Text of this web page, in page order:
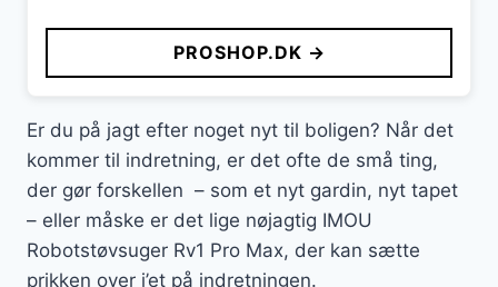
PROSHOP.DK →
Er du på jagt efter noget nyt til boligen? Når det
kommer til indretning, er det ofte de små ting,
der gør forskellen – som et nyt gardin, nyt tapet
– eller måske er det lige nøjagtig IMOU
Robotstøvsuger Rv1 Pro Max, der kan sætte
prikken over i’et på indretningen.